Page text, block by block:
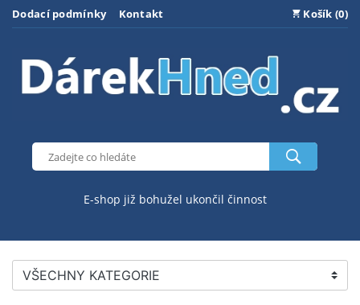
Dodací podmínky Kontakt Košík (0)
E-shop již bohužel ukončil činnost
VŠECHNY KATEGORIE